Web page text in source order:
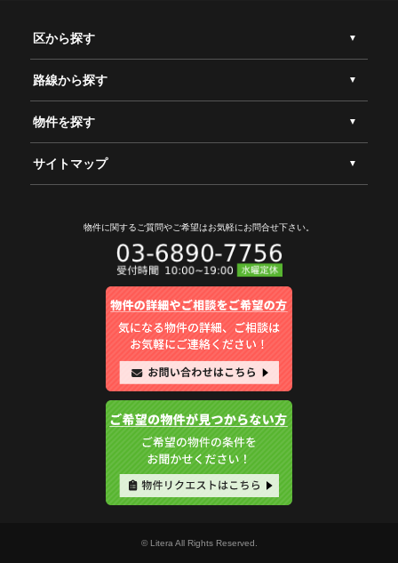
区から探す
路線から探す
物件を探す
サイトマップ
物件に関するご質問やご希望はお気軽にお問合せ下さい。
© Litera All Rights Reserved.